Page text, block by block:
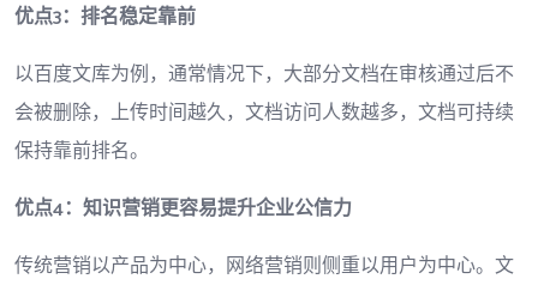
优点3：排名稳定靠前
以百度文库为例，通常情况下，大部分文档在审核通过后不
会被删除，上传时间越久，文档访问人数越多，文档可持续
保持靠前排名。
优点4：知识营销更容易提升企业公信力
传统营销以产品为中心，网络营销则侧重以用户为中心。文